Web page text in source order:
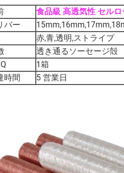
食品級 高透気性 セル
バー
赤,青,透明,ストライプ
透き通るソーセージ殻
1箱
時間
5 営業日